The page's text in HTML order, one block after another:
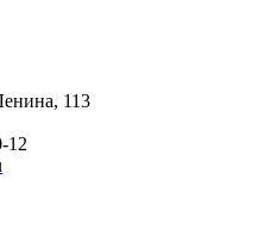
113
12